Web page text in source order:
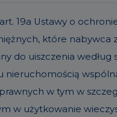
19a Ustawy o
które
do uiszczenia
nieruchomością
w tym w
w użytkowanie